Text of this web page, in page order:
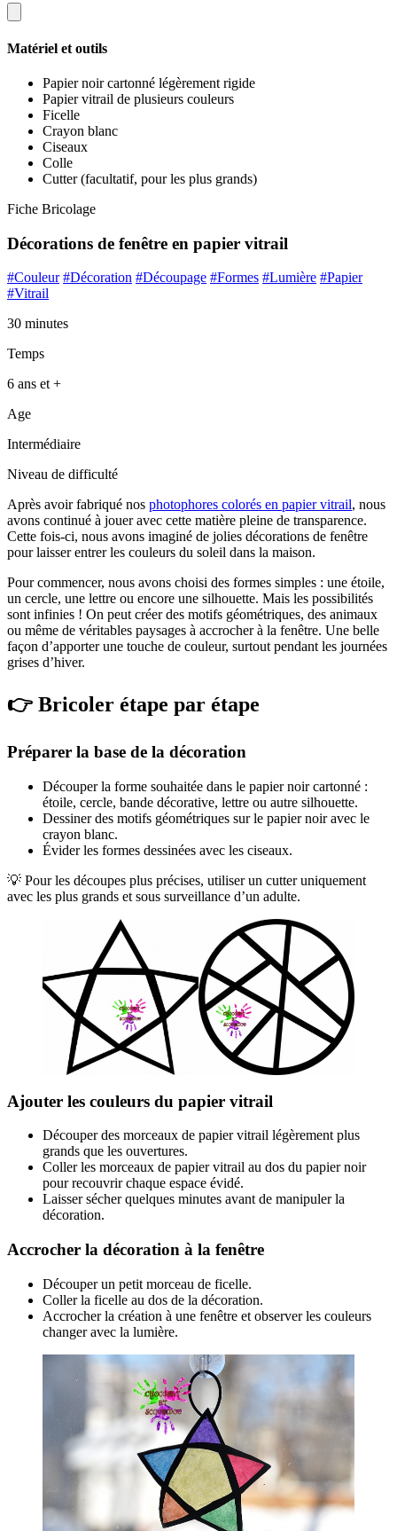
Matériel et outils
Papier noir cartonné légèrement rigide
Papier vitrail de plusieurs couleurs
Ficelle
Crayon blanc
Ciseaux
Colle
Cutter (facultatif, pour les plus grands)
Fiche Bricolage
Décorations de fenêtre en papier vitrail
#Couleur #Décoration #Découpage #Formes #Lumière #Papier
#Vitrail
30 minutes
Temps
6 ans et +
Age
Intermédiaire
Niveau de difficulté
Après avoir fabriqué nos photophores colorés en papier vitrail, nous
avons continué à jouer avec cette matière pleine de transparence.
Cette fois-ci, nous avons imaginé de jolies décorations de fenêtre
pour laisser entrer les couleurs du soleil dans la maison.
Pour commencer, nous avons choisi des formes simples : une étoile,
un cercle, une lettre ou encore une silhouette. Mais les possibilités
sont infinies ! On peut créer des motifs géométriques, des animaux
ou même de véritables paysages à accrocher à la fenêtre. Une belle
façon d’apporter une touche de couleur, surtout pendant les journées
grises d’hiver.
👉 Bricoler étape par étape
Préparer la base de la décoration
Découper la forme souhaitée dans le papier noir cartonné :
étoile, cercle, bande décorative, lettre ou autre silhouette.
Dessiner des motifs géométriques sur le papier noir avec le
crayon blanc.
Évider les formes dessinées avec les ciseaux.
💡 Pour les découpes plus précises, utiliser un cutter uniquement
avec les plus grands et sous surveillance d’un adulte.
Ajouter les couleurs du papier vitrail
Découper des morceaux de papier vitrail légèrement plus
grands que les ouvertures.
Coller les morceaux de papier vitrail au dos du papier noir
pour recouvrir chaque espace évidé.
Laisser sécher quelques minutes avant de manipuler la
décoration.
Accrocher la décoration à la fenêtre
Découper un petit morceau de ficelle.
Coller la ficelle au dos de la décoration.
Accrocher la création à une fenêtre et observer les couleurs
changer avec la lumière.